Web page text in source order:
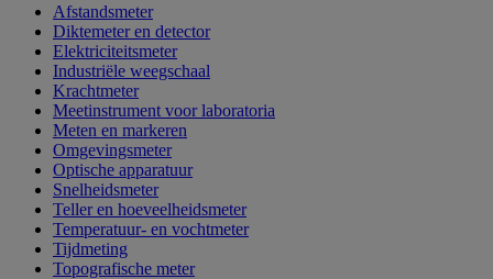
Afstandsmeter
Diktemeter en detector
Elektriciteitsmeter
Industriële weegschaal
Krachtmeter
Meetinstrument voor laboratoria
Meten en markeren
Omgevingsmeter
Optische apparatuur
Snelheidsmeter
Teller en hoeveelheidsmeter
Temperatuur- en vochtmeter
Tijdmeting
Topografische meter